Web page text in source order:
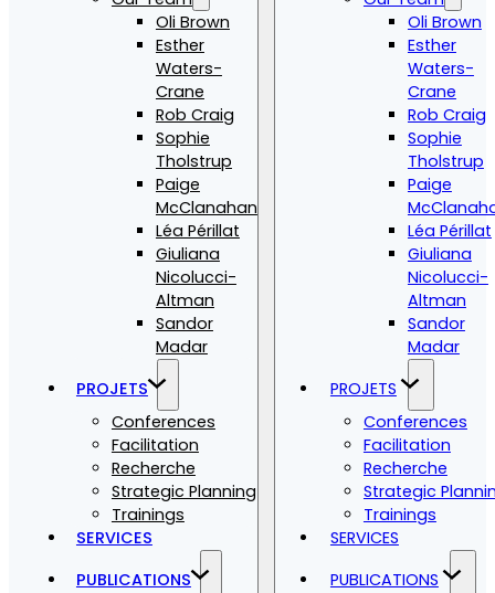
Oli Brown
Esther
Waters-
Crane
Rob Craig
Sophie
Tholstrup
Paige
McClanahan
Léa Périllat
Giuliana
Nicolucci-
Altman
Sandor
Madar
PROJETS
Conferences
Facilitation
Recherche
Strategic Planning
Trainings
SERVICES
PUBLICATIONS
Oli Brown
Esther
Waters-
Crane
Rob Craig
Sophie
Tholstrup
Paige
Léa Périllat
Giuliana
Nicolucci-
Altman
Sandor
Madar
PROJETS
Conferences
Facilitation
Recherche
Strategic
Trainings
SERVICES
PUBLICATIONS